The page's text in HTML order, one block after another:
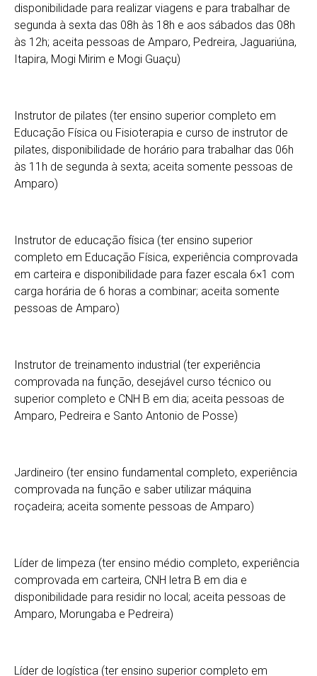
disponibilidade para realizar viagens e para trabalhar de
segunda à sexta das 08h às 18h e aos sábados das 08h
às 12h; aceita pessoas de Amparo, Pedreira, Jaguariúna,
Itapira, Mogi Mirim e Mogi Guaçu)
Instrutor de pilates (ter ensino superior completo em
Educação Física ou Fisioterapia e curso de instrutor de
pilates, disponibilidade de horário para trabalhar das 06h
às 11h de segunda à sexta; aceita somente pessoas de
Amparo)
Instrutor de educação física (ter ensino superior
completo em Educação Física, experiência comprovada
em carteira e disponibilidade para fazer escala 6×1 com
carga horária de 6 horas a combinar; aceita somente
pessoas de Amparo)
Instrutor de treinamento industrial (ter experiência
comprovada na função, desejável curso técnico ou
superior completo e CNH B em dia; aceita pessoas de
Amparo, Pedreira e Santo Antonio de Posse)
Jardineiro (ter ensino fundamental completo, experiência
comprovada na função e saber utilizar máquina
roçadeira; aceita somente pessoas de Amparo)
Líder de limpeza (ter ensino médio completo, experiência
comprovada em carteira, CNH letra B em dia e
disponibilidade para residir no local; aceita pessoas de
Amparo, Morungaba e Pedreira)
Líder de logística (ter ensino superior completo em